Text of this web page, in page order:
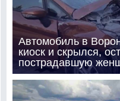
Автомобиль в
киоск и скрылся,
пострадавшую